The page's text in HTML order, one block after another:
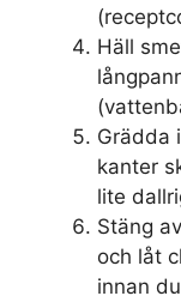
Häll
Grädda
kanter
lite
Stäng
och låt
innan